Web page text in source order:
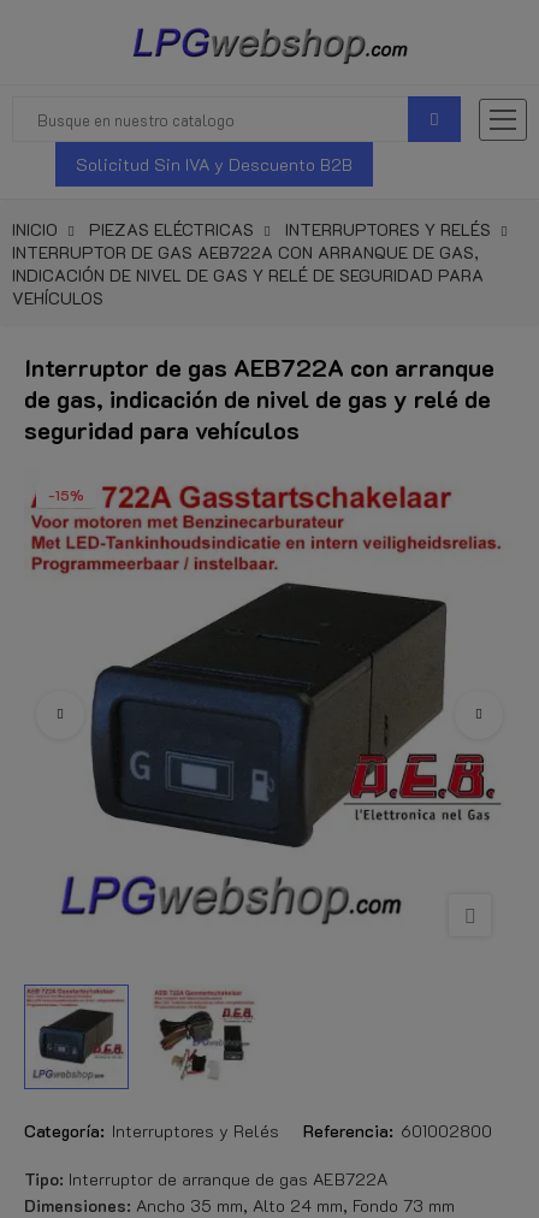
Solicitud Sin IVA y Descuento B2B
INICIO PIEZAS ELÉCTRICAS
INTERRUPTORES Y RELÉS
INTERRUPTOR DE GAS AEB722A CON ARRANQUE DE GAS,
INDICACIÓN DE NIVEL DE GAS Y RELÉ DE SEGURIDAD PARA
VEHÍCULOS
Interruptor de gas AEB722A con arranque
de gas, indicación de nivel de gas y relé de
seguridad para vehículos
-15%
Categoría: Interruptores y Relés Referencia: 601002800
Tipo: Interruptor de arranque de gas AEB722A
Dimensiones: Ancho 35 mm, Alto 24 mm, Fondo 73 mm